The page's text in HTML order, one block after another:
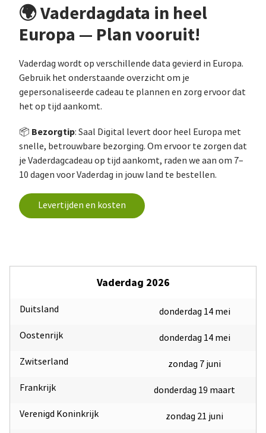
🌍 Vaderdagdata in heel
Europa — Plan vooruit!
Vaderdag wordt op verschillende data gevierd in Europa.
Gebruik het onderstaande overzicht om je
gepersonaliseerde cadeau te plannen en zorg ervoor dat
het op tijd aankomt.
📦 Bezorgtip: Saal Digital levert door heel Europa met
snelle, betrouwbare bezorging. Om ervoor te zorgen dat
je Vaderdagcadeau op tijd aankomt, raden we aan om 7–
10 dagen voor Vaderdag in jouw land te bestellen.
Levertijden en kosten
Vaderdag 2026
Duitsland
Oostenrijk
Zwitserland
Frankrijk
Verenigd Koninkrijk
donderdag 14 mei
donderdag 14 mei
zondag 7 juni
donderdag 19 maart
zondag 21 juni